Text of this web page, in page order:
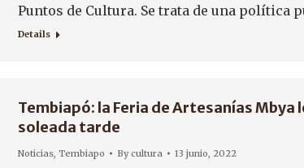
Puntos de Cultura. Se trata de una política
Details
Tembiapó: la Feria de Artesanías Mbya
soleada tarde
Noticias, Tembiapo Bycultura 13 junio, 2022